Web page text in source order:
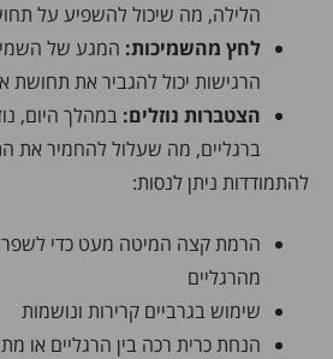
הלילה, מה שיכול להשפיע על
לחץ מהשמיכות: המגע של
הרגישות יכול להגביר את תחושת
הצטברות נוזלים: במהלך היום,
ברגליים, מה שעלול להחמיר את
להתמודדות ניתן לנסות:
הרמת קצה המיטה מעט כדי
מהרגליים
שימוש בגרביים קרירות ונושמות
הנחת כרית רכה בין הרגליים או